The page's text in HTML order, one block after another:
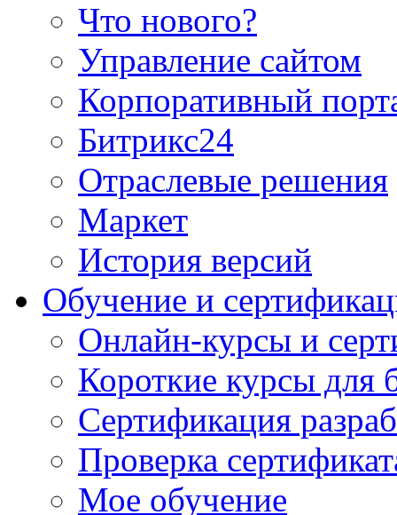
Что нового?
Управление сайтом
Корпоративный
Битрикс24
Отраслевые решения
Маркет
История версий
Обучение и
Онлайн-курсы и
Короткие курсы для
Сертификация
Проверка
Мое обучение